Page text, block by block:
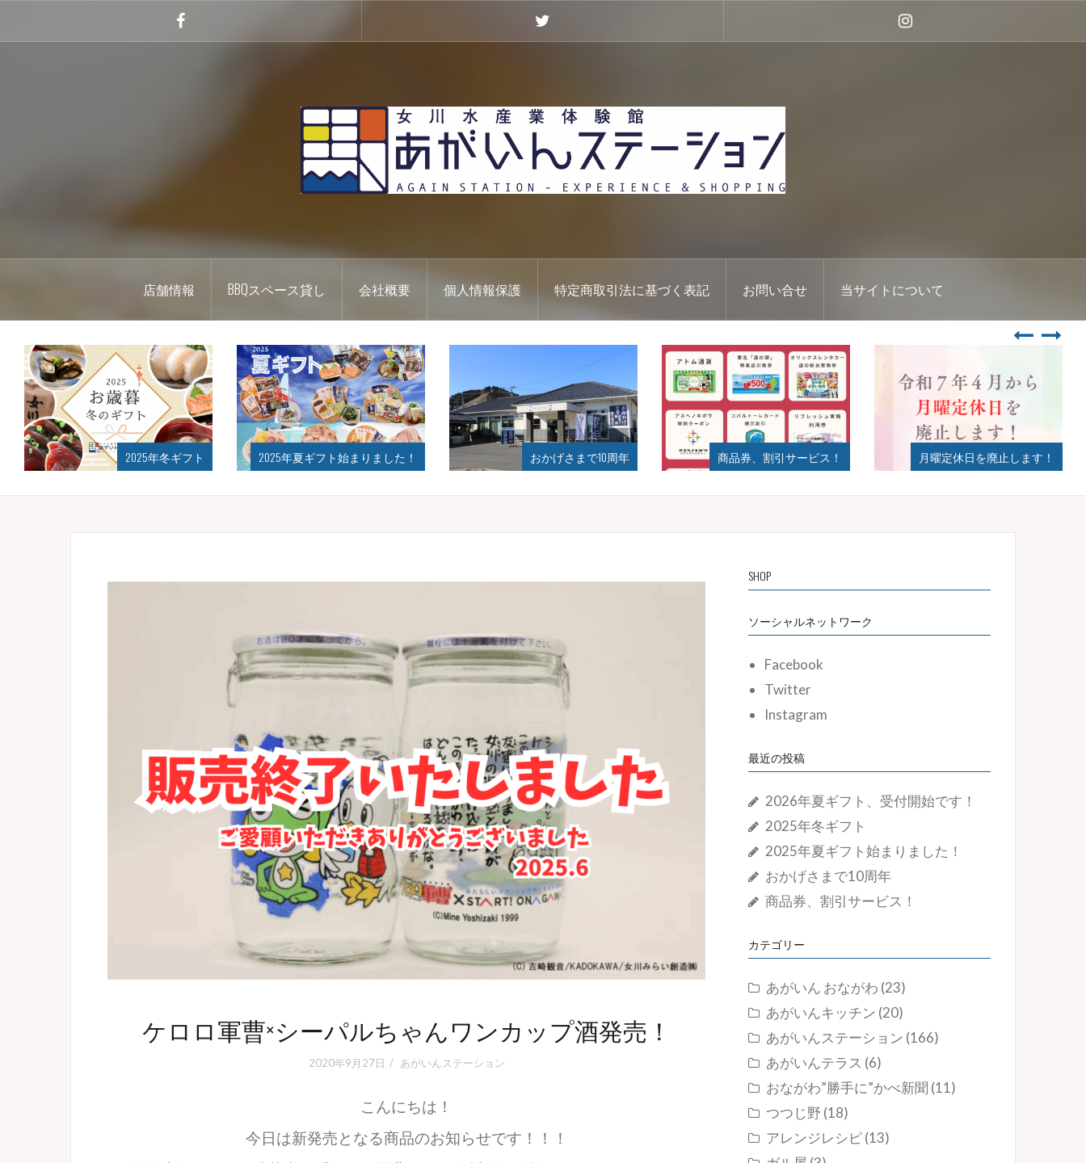
店舗情報 BBQスペース貸し 会社概要 個人情報保護 特定商取引法に基づく表記 お問い合せ 当サイトについて
2025年冬ギフト 2025年夏ギフト始まりました！ おかげさまで10周年 商品券、割引サービス！ 月曜定休日を廃止します！
ケロロ軍曹×シーパルちゃんワンカップ酒発売！
2020年9月27日 あがいんステーション
こんにちは！
今日は新発売となる商品のお知らせです！！！
SHOP
ソーシャルネットワーク
Facebook
Twitter
Instagram
最近の投稿
2026年夏ギフト、受付開始です！
2025年冬ギフト
2025年夏ギフト始まりました！
おかげさまで10周年
商品券、割引サービス！
カテゴリー
あがいん おながわ (23)
あがいんキッチン (20)
あがいんステーション (166)
あがいんテラス (6)
おながわ”勝手に”かべ新聞 (11)
つつじ野 (18)
アレンジレシピ(13)